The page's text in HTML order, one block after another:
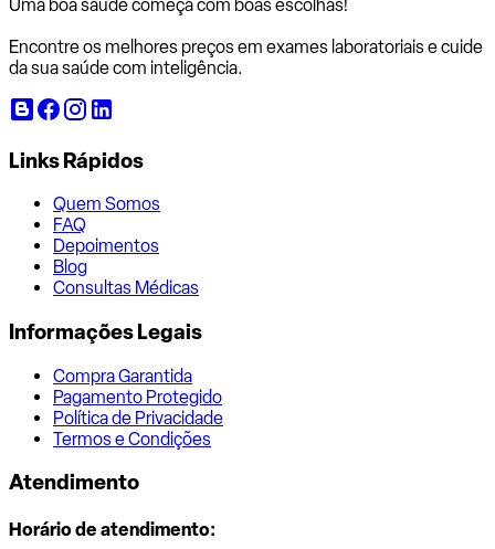
Uma boa saúde começa com boas escolhas!
Encontre os melhores preços em exames laboratoriais e cuide
da sua saúde com inteligência.
Links Rápidos
Quem Somos
FAQ
Depoimentos
Blog
Consultas Médicas
Informações Legais
Compra Garantida
Pagamento Protegido
Política de Privacidade
Termos e Condições
Atendimento
Horário de atendimento: